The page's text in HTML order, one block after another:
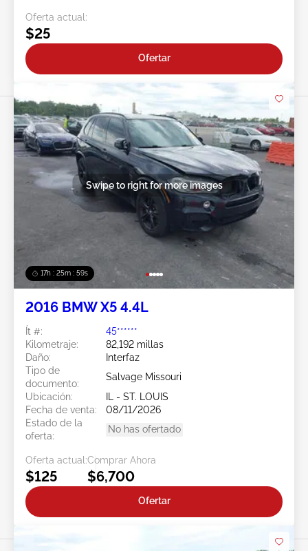
Oferta actual:
$25
Ofertar
17h : 25m : 56s
Swipe to right for more images
2016 BMW X5 4.4L
Ít #:
45******
Kilometraje:
82,192 millas
Daño:
Interfaz
Tipo de
documento:
Salvage Missouri
Ubicación:
IL - ST. LOUIS
Fecha de venta:
08/11/2026
Estado de la
oferta:
No has ofertado
Oferta actual:
$125
Comprar Ahora
$6,700
Ofertar